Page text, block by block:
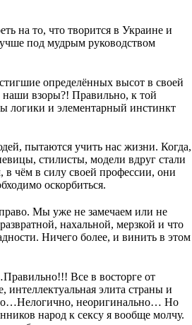
на то, что творится в Украине и
под мудрым руководством
определённых высот в своей
взоры?! Правильно, к той
логики и элементарный инстинкт
пытаются учить нас жизни. Когда,
стилисты, модели вдруг стали
чём в силу своей профессии, они
оскорбиться.
Мы уже не замечаем или не
нахальной, мерзкой и что
Ничего более, и винить в этом
Все в восторге от
элита страны и
неоригинально… Но
народ к сексу я вообще молчу.